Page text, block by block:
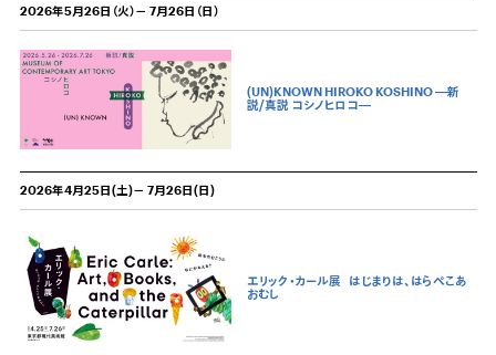
2026年5月26日（火）－ 7月26日（日）
(UN)KNOWN HIROKO KOSHINO ―新
説/真説 コシノヒロコ―
2026年4月25日(土)－ 7月26日(日)
エリック・カール展
はじまりは、はらぺこあ
おむし